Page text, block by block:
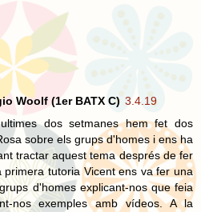
Woolf (1er BATX C) 3.4.19
dos setmanes hem fet dos
sobre els grups d'homes i ens ha
tractar aquest tema després de fer
primera tutoria Vicent ens va fer una
d'homes explicant-nos que feia
nos exemples amb vídeos. A la